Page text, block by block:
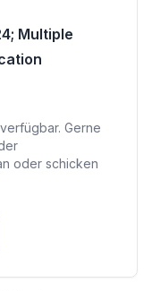
Multiple
Gerne
oder schicken